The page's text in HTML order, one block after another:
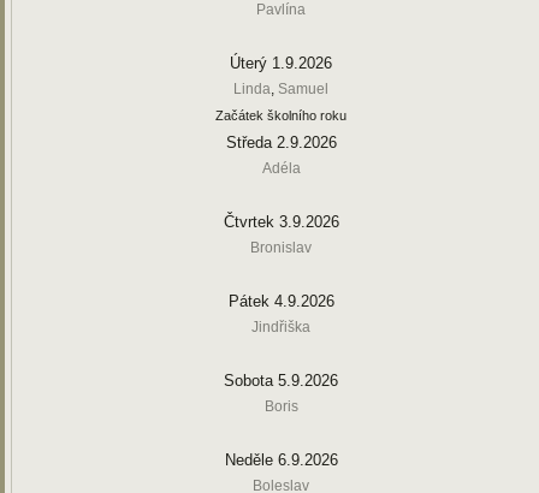
Pavlína
Úterý 1.9.2026
Linda, Samuel
Začátek školního roku
Středa 2.9.2026
Adéla
Čtvrtek 3.9.2026
Bronislav
Pátek 4.9.2026
Jindřiška
Sobota 5.9.2026
Boris
Neděle 6.9.2026
Boleslav